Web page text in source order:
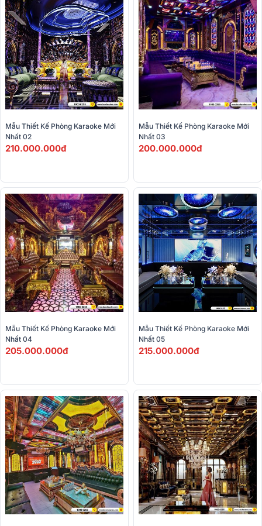
Mẫu Thiết Kế Phòng Karaoke Mới
Nhất 02
210.000.000đ
Mẫu Thiết Kế Phòng Karaoke Mới
Nhất 03
200.000.000đ
Mẫu Thiết Kế Phòng Karaoke Mới
Nhất 04
205.000.000đ
Mẫu Thiết Kế Phòng Karaoke Mới
Nhất 05
215.000.000đ